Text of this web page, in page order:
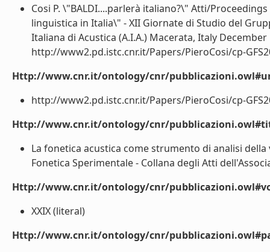
Cosi P. \"BALDI....parlerà italiano?\" Atti/
linguistica in Italia\" - XII Giornate di Studio del
Italiana di Acustica (A.I.A.) Macerata, Italy December
http://www2.pd.istc.cnr.it/Papers/PieroCosi/cp-
Http://www.cnr.it/ontology/cnr/
http://www2.pd.istc.cnr.it/Papers/PieroCosi/cp-
Http://www.cnr.it/ontology/cnr/
La fonetica acustica come strumento di analisi
Fonetica Sperimentale - Collana degli Atti
Http://www.cnr.it/ontology/cnr/
XXIX (literal)
Http://www.cnr.it/ontology/cnr/